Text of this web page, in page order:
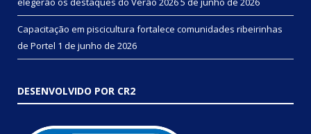
Capacitação em piscicultura fortalece comunidades ribeirinhas
de Portel 1 de junho de 2026
DESENVOLVIDO POR CR2